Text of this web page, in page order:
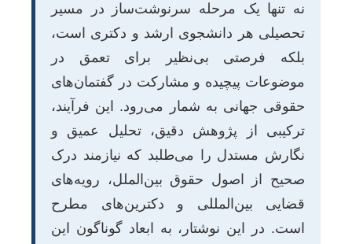
نه تنها یک مرحله سرنوشت‌ساز در مسیر
تحصیلی هر دانشجوی ارشد و دکتری است،
بلکه فرصتی بی‌نظیر برای تعمق در
موضوعات پیچیده و مشارکت در گفتمان‌های
حقوقی جهانی به شمار می‌رود. این فرآیند،
ترکیبی از پژوهش دقیق، تحلیل عمیق و
نگارش مستدل را می‌طلبد که نیازمند درک
صحیح از اصول حقوق بین‌الملل، رویه‌های
قضایی بین‌المللی و دکترین‌های مطرح
است. در این نوشتار، به ابعاد گوناگون این